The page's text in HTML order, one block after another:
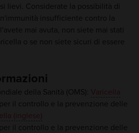
lievi. Considerate la possibilità di
insufficiente contro la
mai avuta, non siete mai stati
o se non siete sicuri di essere
della Sanità (OMS): Varicella
il controllo e la prevenzione delle
(inglese)
il controllo e la prevenzione delle